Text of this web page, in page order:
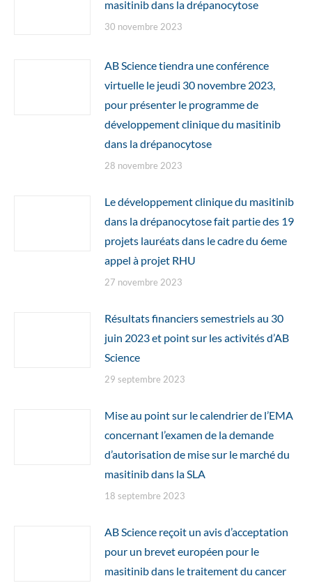
masitinib dans la drépanocytose
30 novembre 2023
AB Science tiendra une conférence
virtuelle le jeudi 30 novembre 2023,
pour présenter le programme de
développement clinique du masitinib
dans la drépanocytose
28 novembre 2023
Le développement clinique du masitinib
dans la drépanocytose fait partie des 19
projets lauréats dans le cadre du 6eme
appel à projet RHU
27 novembre 2023
Résultats financiers semestriels au 30
juin 2023 et point sur les activités d’AB
Science
29 septembre 2023
Mise au point sur le calendrier de l’EMA
concernant l’examen de la demande
d’autorisation de mise sur le marché du
masitinib dans la SLA
18 septembre 2023
AB Science reçoit un avis d’acceptation
pour un brevet européen pour le
masitinib dans le traitement du cancer